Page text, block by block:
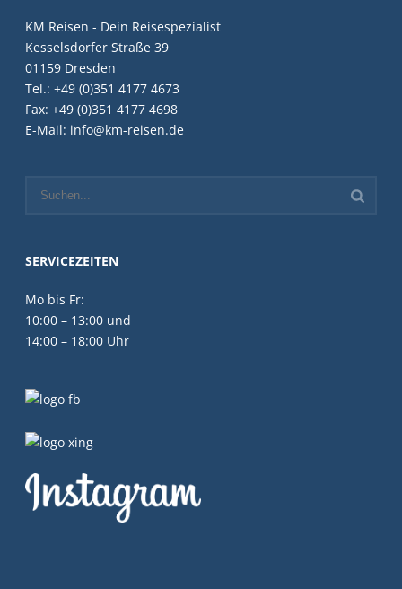
KM Reisen - Dein Reisespezialist
Kesselsdorfer Straße 39
01159 Dresden
Tel.: +49 (0)351 4177 4673
Fax: +49 (0)351 4177 4698
E-Mail: info@km-reisen.de
SERVICEZEITEN
Mo bis Fr:
10:00 – 13:00 und
14:00 – 18:00 Uhr